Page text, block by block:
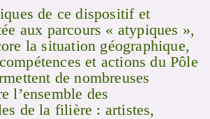
de ce dispositif et
aux parcours « atypiques »,
la situation géographique,
et actions du Pôle
de nombreuses
l’ensemble des
de la filière : artistes,